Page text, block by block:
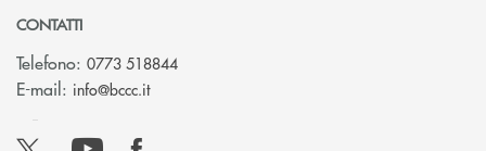
CONTATTI
Telefono: 0773 518844
E-mail: info@bccc.it(si apre l’app di posta elettronica)